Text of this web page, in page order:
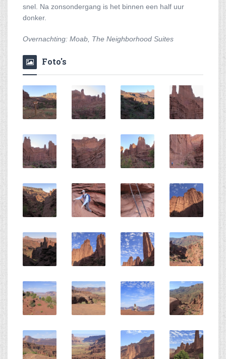
snel. Na zonsondergang is het binnen een half uur
donker.
Overnachting: Moab, The Neighborhood Suites
Foto's